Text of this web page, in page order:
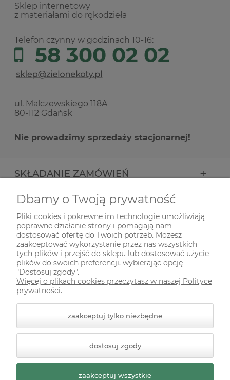
Sklep internetowy
z materiałami do rękodzieła
Telefon czynny w godzinach 10-16:
58 300 02 02
ul. Malczewskiego 118A
80-112 Gdańsk
Nie prowadzimy sprzedaży stacjonarnej!
SKŁADANIE ZAMÓWIEŃ
INFORMACJE
ODWIEDŹ NAS NA
Styl graficzny ShopGadget.pl
Sklep internetowy Shoper
Premium
Dbamy o Twoją prywatność
Pliki cookies i pokrewne im technologie umożliwiają
poprawne działanie strony i pomagają nam
dostosować ofertę do Twoich potrzeb. Możesz
zaakceptować wykorzystanie przez nas wszystkich
tych plików i przejść do sklepu lub dostosować użycie
plików do swoich preferencji, wybierając opcję
"Dostosuj zgody".
Więcej o plikach cookies przeczytasz w naszej Polityce
prywatności.
zaakceptuj tylko niezbędne
dostosuj zgody
zaakceptuj wszystkie